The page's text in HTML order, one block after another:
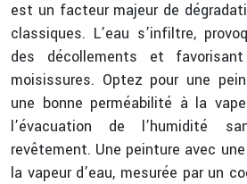
est un facteur majeur de
classiques. L’eau s’infiltre,
des décollements et
moisissures. Optez pour une
une bonne perméabilité à la
l’évacuation de l’humidité
revêtement. Une peinture avec
la vapeur d’eau, mesurée par un